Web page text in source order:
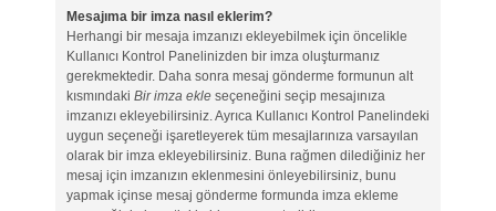
Mesajıma bir imza nasıl eklerim?
Herhangi bir mesaja imzanızı ekleyebilmek için öncelikle
Kullanıcı Kontrol Panelinizden bir imza oluşturmanız
gerekmektedir. Daha sonra mesaj gönderme formunun alt
kısmındaki Bir imza ekleseçeneğini seçip mesajınıza
imzanızı ekleyebilirsiniz. Ayrıca Kullanıcı Kontrol Panelindeki
uygun seçeneği işaretleyerek tüm mesajlarınıza varsayılan
olarak bir imza ekleyebilirsiniz. Buna rağmen dilediğiniz her
mesaj için imzanızın eklenmesini önleyebilirsiniz, bunu
yapmak içinse mesaj gönderme formunda imza ekleme